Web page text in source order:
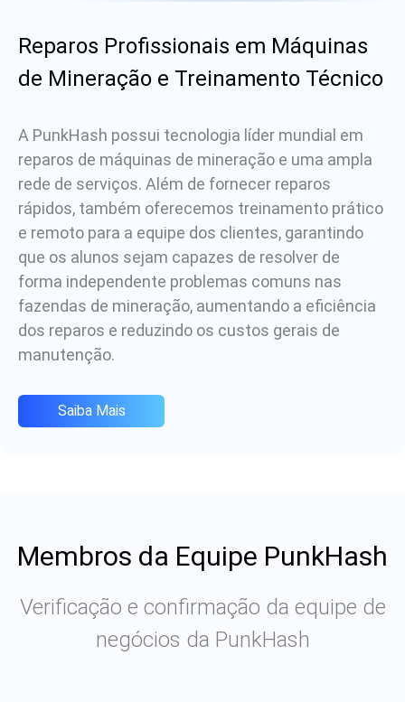
Reparos Profissionais em Máquinas
de Mineração e Treinamento Técnico
A PunkHash possui tecnologia líder mundial em
reparos de máquinas de mineração e uma ampla
rede de serviços. Além de fornecer reparos
rápidos, também oferecemos treinamento prático
e remoto para a equipe dos clientes, garantindo
que os alunos sejam capazes de resolver de
forma independente problemas comuns nas
fazendas de mineração, aumentando a eficiência
dos reparos e reduzindo os custos gerais de
manutenção.
Saiba Mais
Membros da Equipe PunkHash
Verificação e confirmação da equipe de
negócios da PunkHash